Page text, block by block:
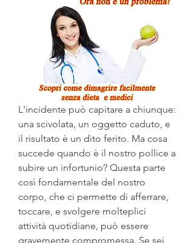
L'incidente può capitare a chiunque:
una scivolata, un oggetto caduto, e
il risultato è un dito ferito. Ma cosa
succede quando è il nostro pollice a
subire un infortunio? Questa parte
così fondamentale del nostro
corpo, che ci permette di afferrare,
toccare, e svolgere molteplici
attività quotidiane, può essere
gravemente compromessa. Se sei